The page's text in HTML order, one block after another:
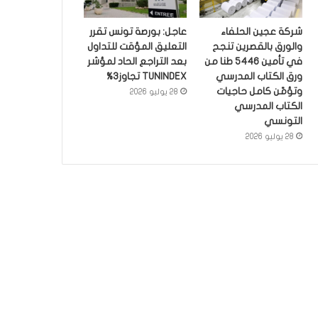
شركة عجين الحلفاء
والورق بالقصرين تنجح
في تأمين 5446 طنا من
ورق الكتاب المدرسي
وتؤمّن كامل حاجيات
الكتاب المدرسي
التونسي
28 يوليو 2026
عاجل: بورصة تونس تقرر
التعليق المؤقت للتداول
بعد التراجع الحاد لمؤشر
TUNINDEX تجاوز3%
28 يوليو 2026